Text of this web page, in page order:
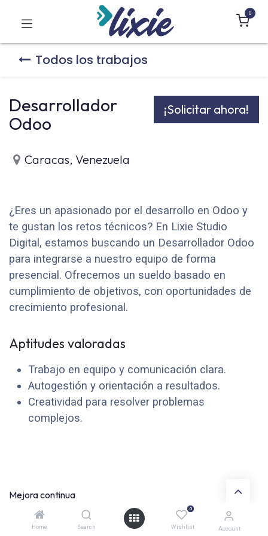
Home Search
0
Wishlist Account
0
Todos los trabajos
¡Solicitar ahora!
Desarrollador
Odoo
Caracas, Venezuela
¿Eres un apasionado por el desarrollo en Odoo y
te gustan los retos técnicos? En Lixie Studio
Digital, estamos buscando un Desarrollador Odoo
para integrarse a nuestro equipo de forma
presencial. Ofrecemos un sueldo basado en
cumplimiento de objetivos, con oportunidades de
crecimiento profesional.
Aptitudes valoradas
Trabajo en equipo y comunicación clara.
Autogestión y orientación a resultados.
Creatividad para resolver problemas
complejos.
Mejora continua